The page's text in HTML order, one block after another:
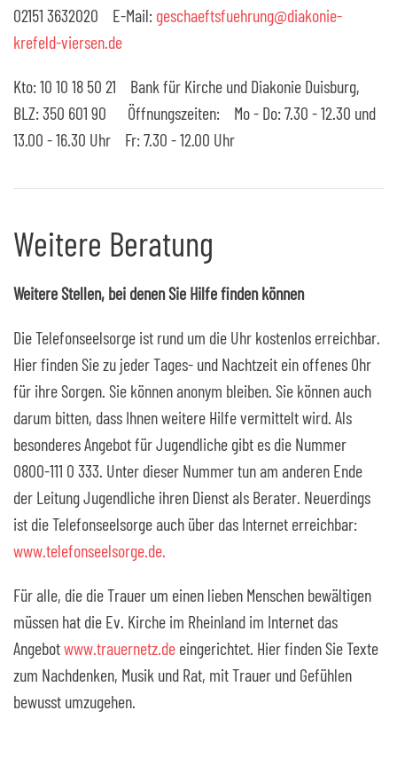
02151 3632020 E-Mail: geschaeftsfuehrung@diakonie-
krefeld-viersen.de
Kto: 10 10 18 50 21 Bank für Kirche und Diakonie Duisburg,
BLZ: 350 601 90 Öffnungszeiten: Mo - Do: 7.30 - 12.30 und
13.00 - 16.30 Uhr Fr: 7.30 - 12.00 Uhr
Weitere Beratung
Weitere Stellen, bei denen Sie Hilfe finden können
Die Telefonseelsorge ist rund um die Uhr kostenlos erreichbar.
Hier finden Sie zu jeder Tages- und Nachtzeit ein offenes Ohr
für ihre Sorgen. Sie können anonym bleiben. Sie können auch
darum bitten, dass Ihnen weitere Hilfe vermittelt wird. Als
besonderes Angebot für Jugendliche gibt es die Nummer
0800-111 0 333. Unter dieser Nummer tun am anderen Ende
der Leitung Jugendliche ihren Dienst als Berater. Neuerdings
ist die Telefonseelsorge auch über das Internet erreichbar:
www.telefonseelsorge.de.
Für alle, die die Trauer um einen lieben Menschen bewältigen
müssen hat die Ev. Kirche im Rheinland im Internet das
Angebotwww.trauernetz.de eingerichtet. Hier finden Sie Texte
zum Nachdenken, Musik und Rat, mit Trauer und Gefühlen
bewusst umzugehen.